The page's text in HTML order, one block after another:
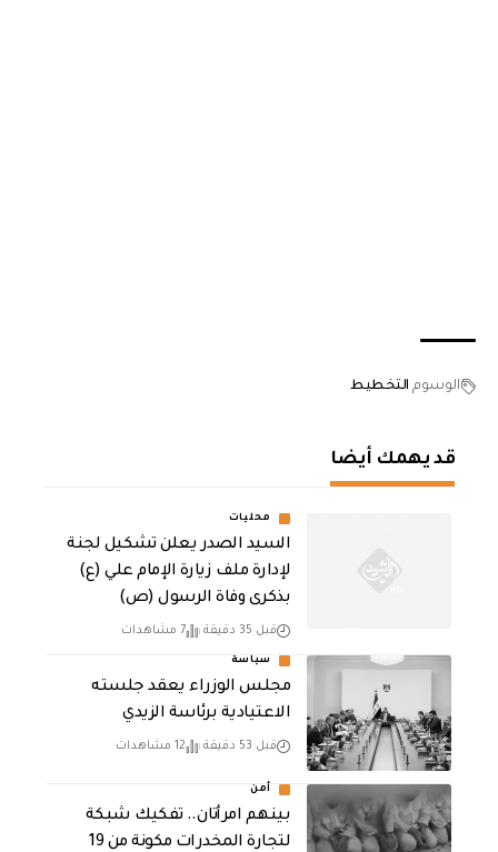
الوسوم التخطيط
قد يهمك أيضا
محليات
السيد الصدر يعلن تشكيل لجنة
لإدارة ملف زيارة الإمام علي (ع)
بذكرى وفاة الرسول (ص)
قبل 35 دقيقة 7 مشاهدات
سياسة
مجلس الوزراء يعقد جلسته
الاعتيادية برئاسة الزيدي
قبل 53 دقيقة 12 مشاهدات
أمن
بينهم امرأتان.. تفكيك شبكة
لتجارة المخدرات مكونة من 19